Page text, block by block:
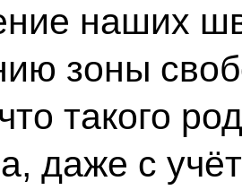
наших
зоны
такого
даже с